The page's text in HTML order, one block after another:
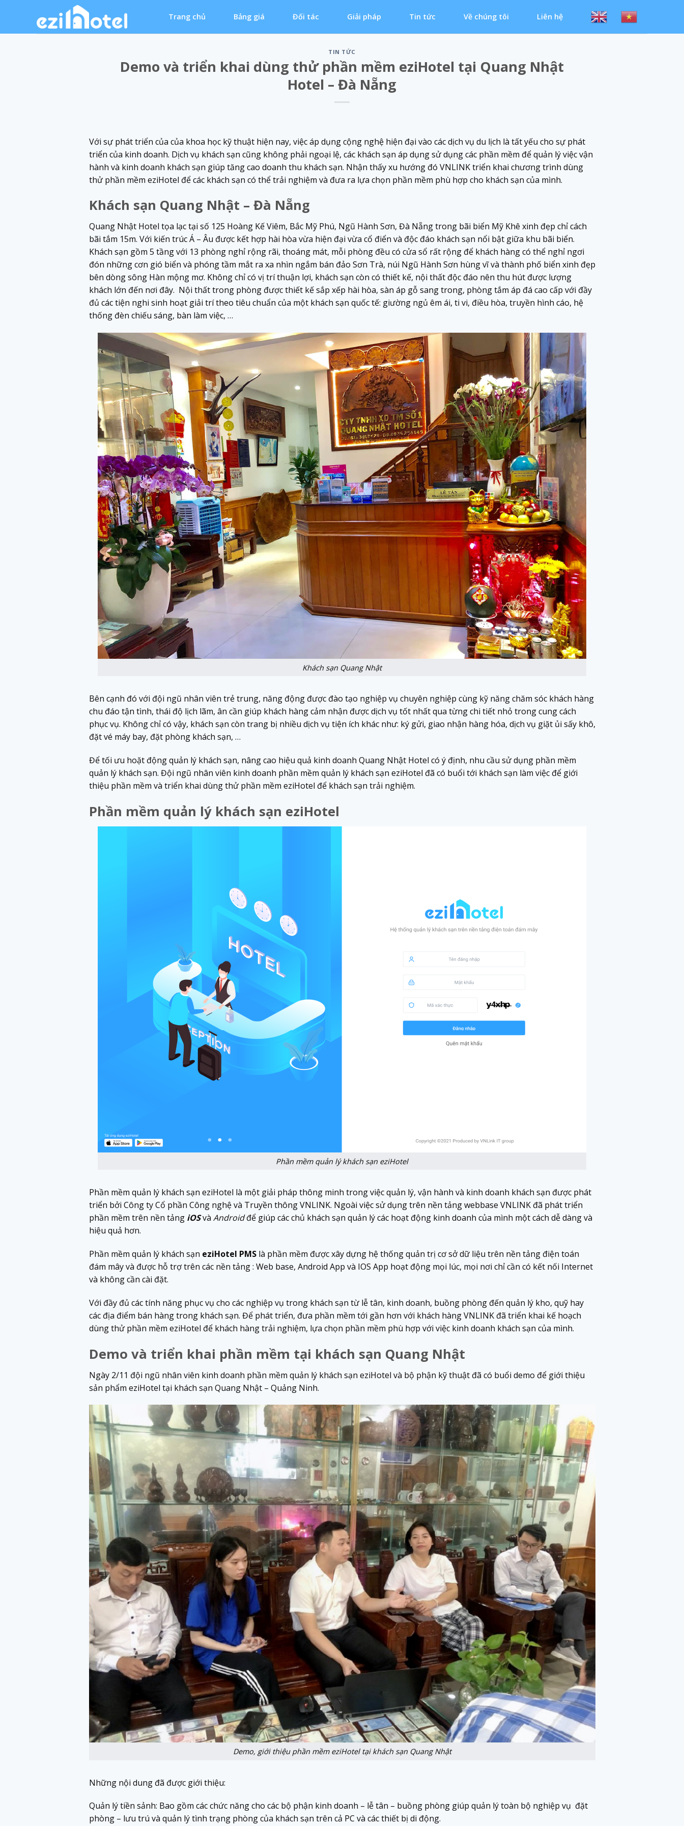
content
Trang chủ Bảng giá Đối tác Giải pháp Tin tức Về chúng tôi Liên hệ
TIN TỨC
Demo và triển khai dùng thử phần mềm eziHotel tại Quang Nhật
Hotel – Đà Nẵng
Với sự phát triển của của khoa học kỹ thuật hiện nay, việc áp dụng cộng nghệ hiện đại vào các dịch vụ du lịch là tất yếu cho sự phát
triển của kinh doanh. Dịch vụ khách sạn cũng không phải ngoại lệ, các khách sạn áp dụng sử dụng các phần mềm để quản lý việc vận
hành và kinh doanh khách sạn giúp tăng cao doanh thu khách sạn. Nhận thấy xu hướng đó VNLINK triển khai chương trình dùng
thử phần mềm eziHotel để các khách sạn có thể trải nghiệm và đưa ra lựa chọn phần mềm phù hợp cho khách sạn của mình.
Khách sạn Quang Nhật – Đà Nẵng
Quang Nhật Hotel tọa lạc tại số 125 Hoàng Kế Viêm, Bắc Mỹ Phú, Ngũ Hành Sơn, Đà Nẵng trong bãi biển Mỹ Khê xinh đẹp chỉ cách
bãi tắm 15m. Với kiến trúc Á – Âu được kết hợp hài hòa vừa hiện đại vừa cổ điển và độc đáo khách sạn nổi bật giữa khu bãi biển.
Khách sạn gồm 5 tầng với 13 phòng nghỉ rộng rãi, thoáng mát, mỗi phòng đều có cửa sổ rất rộng để khách hàng có thể nghỉ ngơi
đón những cơn gió biển và phóng tầm mắt ra xa nhìn ngắm bán đảo Sơn Trà, núi Ngũ Hành Sơn hùng vĩ và thành phố biển xinh đẹp
bên dòng sông Hàn mộng mơ. Không chỉ có vị trí thuận lợi, khách sạn còn có thiết kế, nội thất độc đáo nên thu hút được lượng
khách lớn đến nơi đây. Nội thất trong phòng được thiết kế sắp xếp hài hòa, sàn áp gỗ sang trong, phòng tắm áp đá cao cấp với đầy
đủ các tiện nghi sinh hoạt giải trí theo tiêu chuẩn của một khách sạn quốc tế: giường ngủ êm ái, ti vi, điều hòa, truyền hình cáo, hệ
thống đèn chiếu sáng, bàn làm việc, …
Khách sạn Quang Nhật
Bên cạnh đó với đội ngũ nhân viên trẻ trung, năng động được đào tạo nghiệp vụ chuyên nghiệp cùng kỹ năng chăm sóc khách hàng
chu đáo tận tình, thái độ lịch lãm, ân cần giúp khách hàng cảm nhận được dịch vụ tốt nhất qua từng chi tiết nhỏ trong cung cách
phục vụ. Không chỉ có vậy, khách sạn còn trang bị nhiều dịch vụ tiện ích khác như: ký gửi, giao nhận hàng hóa, dịch vụ giặt ủi sấy khô,
đặt vé máy bay, đặt phòng khách sạn, …
Để tối ưu hoặt động quản lý khách sạn, nâng cao hiệu quả kinh doanh Quang Nhật Hotel có ý định, nhu cầu sử dụng phần mềm
quản lý khách sạn. Đội ngũ nhân viên kinh doanh phần mềm quản lý khách sạn eziHotel đã có buổi tới khách sạn làm việc để giới
thiệu phần mềm và triển khai dùng thử phần mềm eziHotel để khách sạn trải nghiệm.
Phần mềm quản lý khách sạn eziHotel
Phần mềm quản lý khách sạn eziHotel
Phần mềm quản lý khách sạn eziHotel là một giải pháp thông minh trong việc quản lý, vận hành và kinh doanh khách sạn được phát
triển bởi Công ty Cổ phần Công nghệ và Truyền thông VNLINK. Ngoài việc sử dụng trên nền tảng webbase VNLINK đã phát triển
phần mềm trên nền tảngiOSvà Androidđể giúp các chủ khách sạn quản lý các hoạt động kinh doanh của mình một cách dễ dàng và
hiệu quả hơn.
Phần mềm quản lý khách sạn eziHotel PMSlà phần mềm được xây dựng hệ thống quản trị cơ sở dữ liệu trên nền tảng điện toán
đám mây và được hỗ trợ trên các nền tảng : Web base, Android App và IOS App hoạt động mọi lúc, mọi nơi chỉ cần có kết nối Internet
và không cần cài đặt.
Với đầy đủ các tính năng phục vụ cho các nghiệp vụ trong khách sạn từ lễ tân, kinh doanh, buồng phòng đến quản lý kho, quỹ hay
các địa điểm bán hàng trong khách sạn. Để phát triển, đưa phần mềm tới gần hơn với khách hàng VNLINK đã triển khai kế hoạch
dùng thử phần mềm eziHotel để khách hàng trải nghiệm, lựa chọn phần mềm phù hợp với việc kinh doanh khách sạn của mình.
Demo và triển khai phần mềm tại khách sạn Quang Nhật
Ngày 2/11 đội ngũ nhân viên kinh doanh phần mềm quản lý khách sạn eziHotel và bộ phận kỹ thuật đã có buổi demo để giới thiệu
sản phẩm eziHotel tại khách sạn Quang Nhật – Quảng Ninh.
Demo, giới thiệu phần mềm eziHotel tại khách sạn Quang Nhật
Những nội dung đã được giới thiệu:
Quản lý tiền sảnh: Bao gồm các chức năng cho các bộ phận kinh doanh – lễ tân – buồng phòng giúp quản lý toàn bộ nghiệp vụ đặt
phòng – lưu trú và quản lý tình trạng phòng của khách sạn trên cả PC và các thiết bị di động.